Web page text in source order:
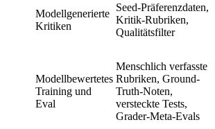
Modellgenerierte
Kritiken
Seed-Präferenzdaten,
Kritik-Rubriken,
Qualitätsfilter
Modellbewertetes
Training und
Eval
Menschlich verfasste
Rubriken, Ground-
Truth-Noten,
versteckte Tests,
Grader-Meta-Evals